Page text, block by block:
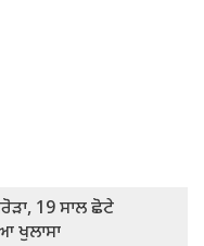
19 ਸਾਲ ਛੋਟੇ
ਖੁਲਾਸਾ